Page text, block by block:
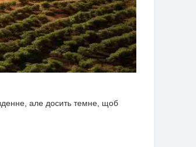
але досить темне, щоб